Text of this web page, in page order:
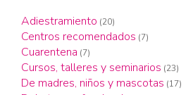
Adiestramiento (20)
Centros recomendados (7)
Cuarentena (7)
Cursos, talleres y seminarios (23)
De madres, niños y mascotas (17)